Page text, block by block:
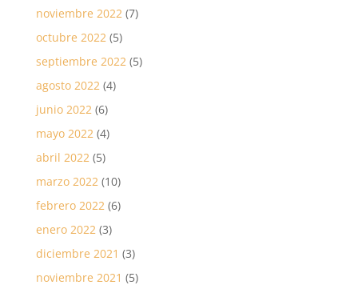
noviembre 2022(7)
octubre 2022(5)
septiembre 2022(5)
agosto 2022(4)
junio 2022(6)
mayo 2022(4)
abril 2022(5)
marzo 2022(10)
febrero 2022(6)
enero 2022(3)
diciembre 2021 (3)
noviembre 2021 (5)